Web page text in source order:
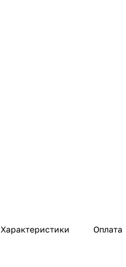
Характеристики Оплата